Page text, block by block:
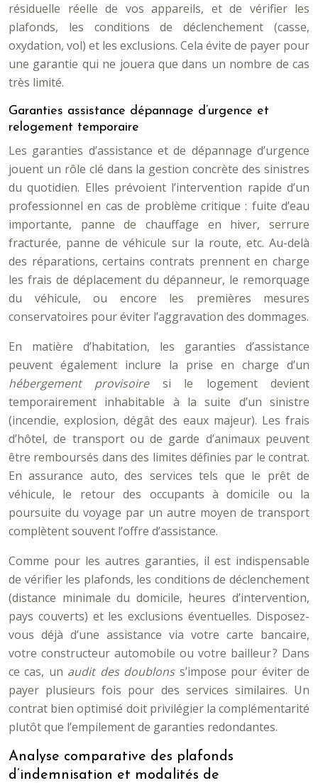
résiduelle réelle de vos appareils, et de vérifier les
plafonds, les conditions de déclenchement (casse,
oxydation, vol) et les exclusions. Cela évite de payer pour
une garantie qui ne jouera que dans un nombre de cas
très limité.
Garanties assistance dépannage d’urgence et
relogement temporaire
Les garanties d’assistance et de dépannage d’urgence
jouent un rôle clé dans la gestion concrète des sinistres
du quotidien. Elles prévoient l’intervention rapide d’un
professionnel en cas de problème critique : fuite d’eau
importante, panne de chauffage en hiver, serrure
fracturée, panne de véhicule sur la route, etc. Au-delà
des réparations, certains contrats prennent en charge
les frais de déplacement du dépanneur, le remorquage
du véhicule, ou encore les premières mesures
conservatoires pour éviter l’aggravation des dommages.
En matière d’habitation, les garanties d’assistance
peuvent également inclure la prise en charge d’un
hébergement provisoiresi le logement devient
temporairement inhabitable à la suite d’un sinistre
(incendie, explosion, dégât des eaux majeur). Les frais
d’hôtel, de transport ou de garde d’animaux peuvent
être remboursés dans des limites définies par le contrat.
En assurance auto, des services tels que le prêt de
véhicule, le retour des occupants à domicile ou la
poursuite du voyage par un autre moyen de transport
complètent souvent l’offre d’assistance.
Comme pour les autres garanties, il est indispensable
de vérifier les plafonds, les conditions de déclenchement
(distance minimale du domicile, heures d’intervention,
pays couverts) et les exclusions éventuelles. Disposez-
vous déjà d’une assistance via votre carte bancaire,
votre constructeur automobile ou votre bailleur ? Dans
ce cas, un audit des doublonss’impose pour éviter de
payer plusieurs fois pour des services similaires. Un
contrat bien optimisé doit privilégier la complémentarité
plutôt que l’empilement de garanties redondantes.
Analyse comparative des plafonds
d’indemnisation et modalités de